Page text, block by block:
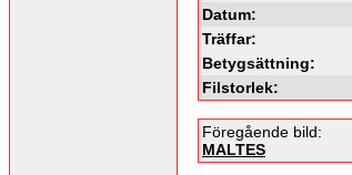
Datum:
Träffar:
Betygsättning:
Filstorlek:
Föregående bild:
MALTES